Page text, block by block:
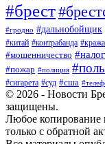
#брест
#гродно #дальнобойщик
#китай #контрабанда #кража
#мошенничество #налог
#пожар #полиция
#сигарета #суд #сша
© 2026 - Новости
защищены.
Любое копирование
только с обратной